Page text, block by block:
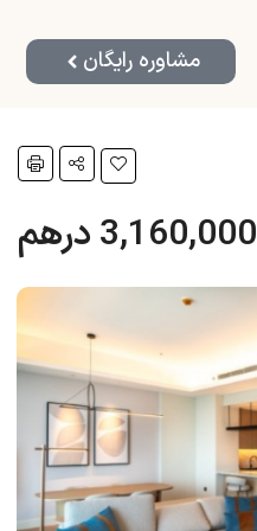
مشاوره رایگان
3,160,000 درهم